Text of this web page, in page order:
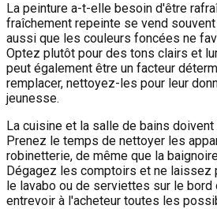
La peinture a-t-elle besoin d'être
fraîchement repeinte se vend
aussi que les couleurs foncées ne
Optez plutôt pour des tons clairs et
peut également être un facteur
remplacer, nettoyez-les pour leur
jeunesse.
La cuisine et la salle de bains
Prenez le temps de nettoyer les
robinetterie, de même que la
Dégagez les comptoirs et ne laissez
le lavabo ou de serviettes sur le
entrevoir à l'acheteur toutes les